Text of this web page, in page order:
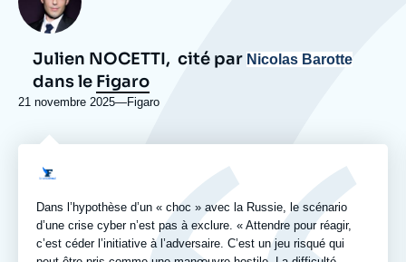
Logo
Dans l’hypothèse d’un « choc » avec la Russie, le scénario
d’une crise cyber n’est pas à exclure. « Attendre pour réagir,
c’est céder l’initiative à l’adversaire. C’est un jeu risqué qui
Julien NOCETTI, cité par Nicolas Barotte
dans le Figaro
21 novembre 2025—Nom
Figaro